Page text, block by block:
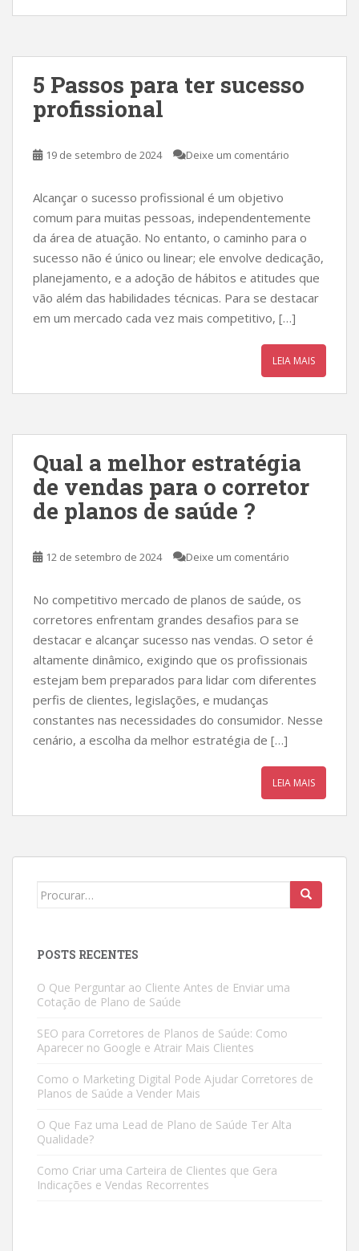
5 Passos para ter sucesso
profissional
19 de setembro de 2024 Deixe um comentário
Alcançar o sucesso profissional é um objetivo
comum para muitas pessoas, independentemente
da área de atuação. No entanto, o caminho para o
sucesso não é único ou linear; ele envolve dedicação,
planejamento, e a adoção de hábitos e atitudes que
vão além das habilidades técnicas. Para se destacar
em um mercado cada vez mais competitivo, […]
LEIA MAIS
Qual a melhor estratégia
de vendas para o corretor
de planos de saúde ?
12 de setembro de 2024 Deixe um comentário
No competitivo mercado de planos de saúde, os
corretores enfrentam grandes desafios para se
destacar e alcançar sucesso nas vendas. O setor é
altamente dinâmico, exigindo que os profissionais
estejam bem preparados para lidar com diferentes
perfis de clientes, legislações, e mudanças
constantes nas necessidades do consumidor. Nesse
cenário, a escolha da melhor estratégia de […]
LEIA MAIS
Search
POSTS RECENTES
O Que Perguntar ao Cliente Antes de Enviar uma
Cotação de Plano de Saúde
SEO para Corretores de Planos de Saúde: Como
Aparecer no Google e Atrair Mais Clientes
Como o Marketing Digital Pode Ajudar Corretores de
Planos de Saúde a Vender Mais
O Que Faz uma Lead de Plano de Saúde Ter Alta
Qualidade?
Como Criar uma Carteira de Clientes que Gera
Indicações e Vendas Recorrentes